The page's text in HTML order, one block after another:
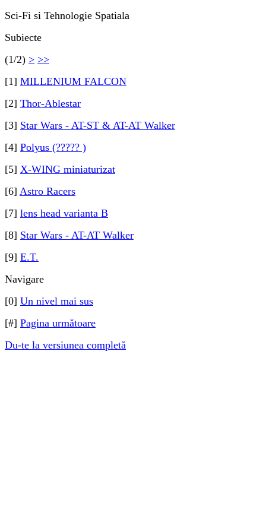
Sci-Fi si Tehnologie Spatiala
Subiecte
(1/2) > >>
[1] MILLENIUM FALCON
[2] Thor-Ablestar
[3] Star Wars - AT-ST & AT-AT Walker
[4] Polyus (????? )
[5] X-WING miniaturizat
[6] Astro Racers
[7] lens head varianta B
[8] Star Wars - AT-AT Walker
[9] E.T.
Navigare
[0] Un nivel mai sus
[#] Pagina următoare
Du-te la versiunea completă